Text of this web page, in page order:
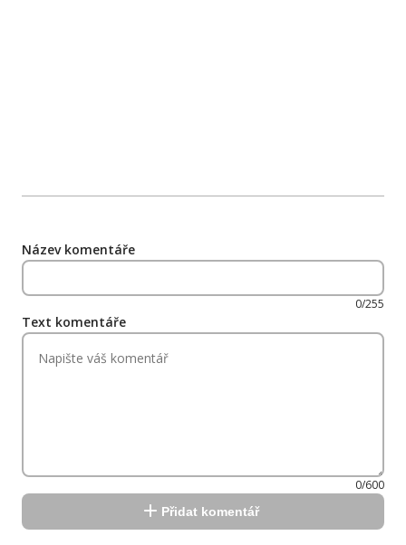
Název komentáře
0/255
Text komentáře
0/600
Přidat komentář